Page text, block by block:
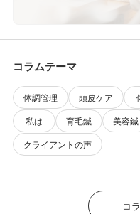
コラムテーマ
体調管理 頭皮ケア
私は
育毛鍼 美容鍼
クライアントの声
コ